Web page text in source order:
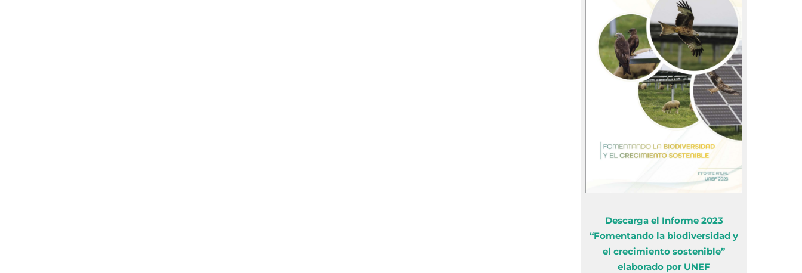
Descarga el Informe 2023
“Fomentando la biodiversidad y
el crecimiento sostenible”
elaborado por UNEF